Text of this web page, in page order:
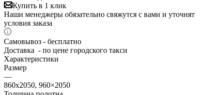
Купить в 1 клик
Наши менеджеры обязательно свяжутся с вами и уточнят
условия заказа
Самовывоз - бесплатно
Доставка - по цене городского такси
Характеристики
Размер
—
860х2050, 960×2050